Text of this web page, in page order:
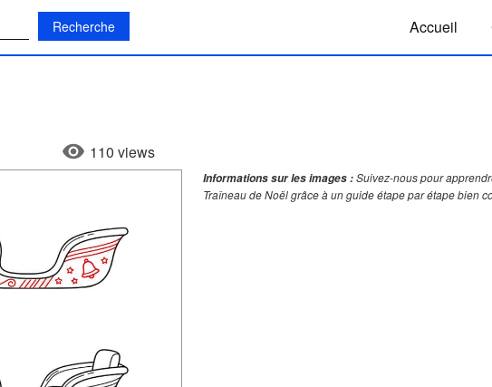
Accueil
110 views
Informations sur les images :Suivez-nous pour
Traîneau de Noël grâce à un guide étape par étape bien